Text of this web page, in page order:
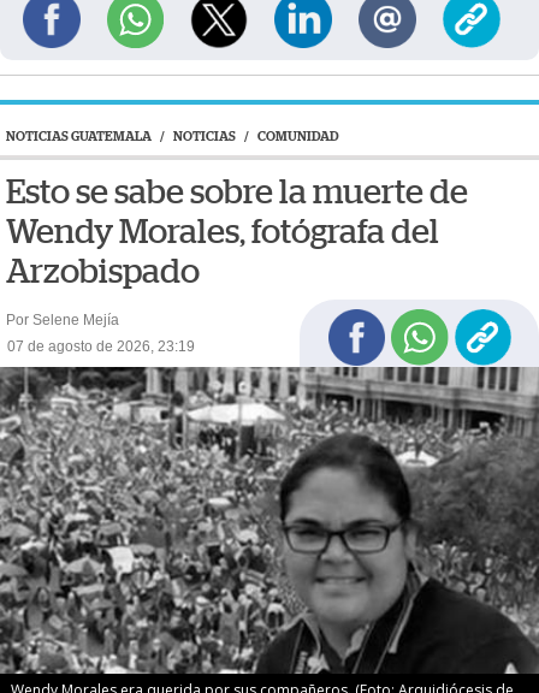
NOTICIAS GUATEMALA / NOTICIAS / COMUNIDAD
Esto se sabe sobre la muerte de
Wendy Morales, fotógrafa del
Arzobispado
Por Selene Mejía
07 de agosto de 2026, 23:19